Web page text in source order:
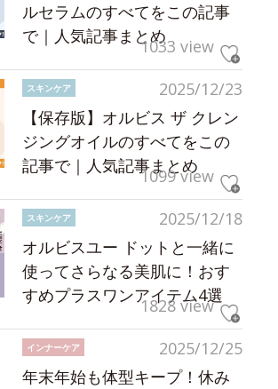
ルセラムのすべてをこの記事
で｜人気記事まとめ1033 view
2025/12/23
スキンケア
【保存版】オルビス ザ クレン
ジングオイルのすべてをこの
記事で｜人気記事まとめ
1099 view
2025/12/18
スキンケア
オルビスユー ドットと一緒に
使ってさらなる美肌に！おす
すめプラスワンアイテム4選
1828 view
2025/12/25
インナーケア
年末年始も体型キープ！休み